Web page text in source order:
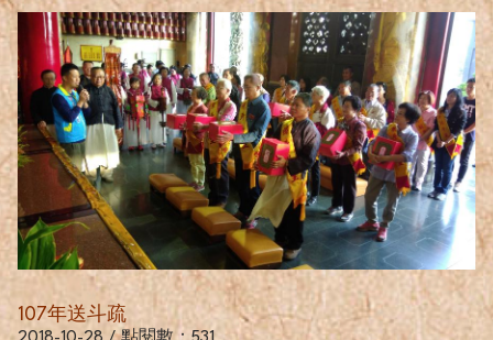
107年送斗疏